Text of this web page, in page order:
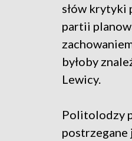
słów krytyki
partii
byłoby
Lewicy.
Politolodzy
postrzegane